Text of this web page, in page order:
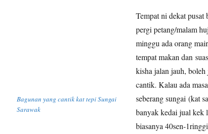
Bagunan yang cantik kat tepi Sungai
Sarawak
Tempat ni dekat pusat
pergi petang/malam
minggu ada orang
tempat makan dan
kisha jalan jauh,
cantik. Kalau ada
seberang sungai (kat
banyak kedai jual kek
biasanya 40sen-